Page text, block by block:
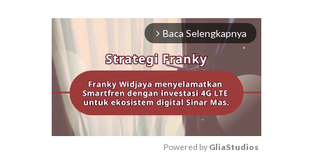
arrow_forward_ios Baca Selengkapnya
Powered by GliaStudios